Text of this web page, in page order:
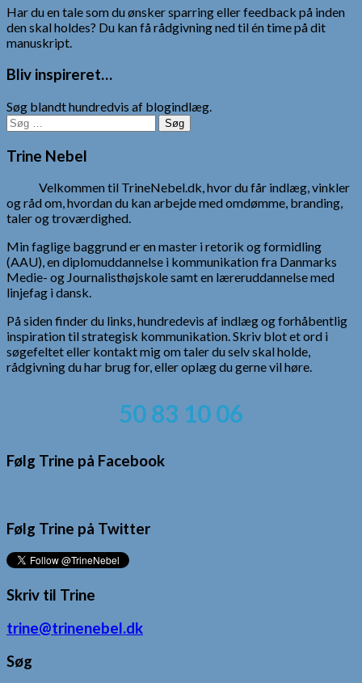
Har du en tale som du ønsker sparring eller feedback på inden
den skal holdes? Du kan få rådgivning ned til én time på dit
manuskript.
Bliv inspireret…
Søg blandt hundredvis af blogindlæg.
Søg
efter:
Trine Nebel
Velkommen til TrineNebel.dk, hvor du får indlæg, vinkler
og råd om, hvordan du kan arbejde med omdømme, branding,
taler og troværdighed.
Min faglige baggrund er en master i retorik og formidling
(AAU), en diplomuddannelse i kommunikation fra Danmarks
Medie- og Journalisthøjskole samt en læreruddannelse med
linjefag i dansk.
På siden finder du links, hundredevis af indlæg og forhåbentlig
inspiration til strategisk kommunikation. Skriv blot et ord i
søgefeltet eller kontakt mig om taler du selv skal holde,
rådgivning du har brug for, eller oplæg du gerne vil høre.
50 83 10 06
Følg Trine på Facebook
Følg Trine på Twitter
Skriv til Trine
trine@trinenebel.dk
Søg